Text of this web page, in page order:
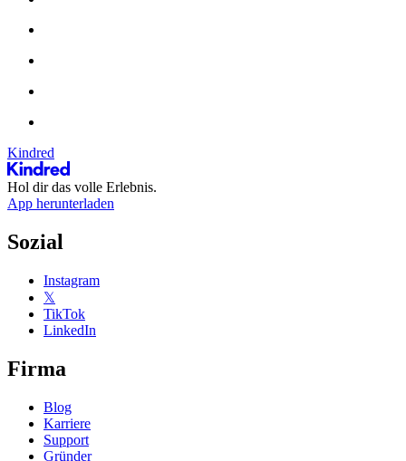
Kindred
Hol dir das volle Erlebnis.
App herunterladen
Sozial
Instagram
𝕏
TikTok
LinkedIn
Firma
Blog
Karriere
Support
Gründer